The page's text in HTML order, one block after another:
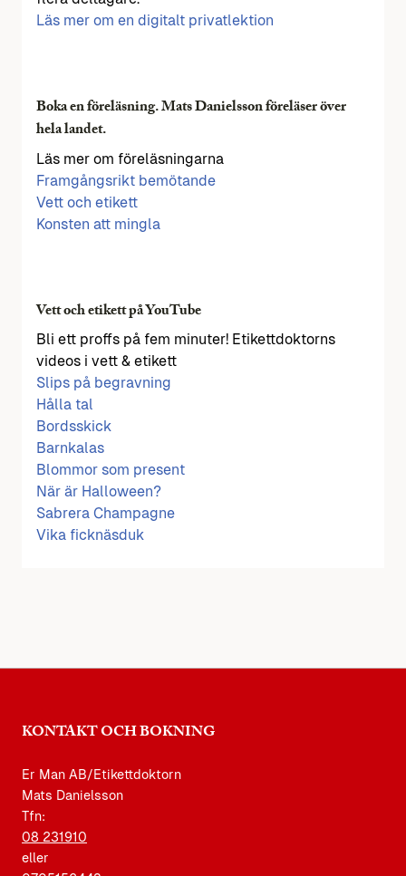
Läs mer om en digitalt privatlektion
Boka en föreläsning. Mats Danielsson föreläser över
hela landet.
Läs mer om föreläsningarna
Framgångsrikt bemötande
Vett och etikett
Konsten att mingla
Vett och etikett på YouTube
Bli ett proffs på fem minuter! Etikettdoktorns
videos i vett & etikett
Slips på begravning
Hålla tal
Bordsskick
Barnkalas
Blommor som present
När är Halloween?
Sabrera Champagne
Vika ficknäsduk
KONTAKT OCH BOKNING
Er Man AB/Etikettdoktorn
Mats Danielsson
Tfn:
08 231910
eller